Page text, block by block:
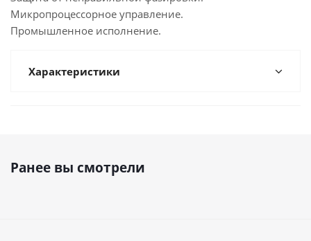
Микропроцессорное управление.
Промышленное исполнение.
Характеристики
Ранее вы смотрели